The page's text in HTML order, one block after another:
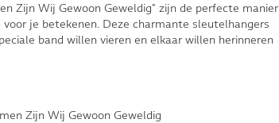
Zijn Wij Gewoon Geweldig" zijn de perfecte manier
je betekenen. Deze charmante sleutelhangers
band willen vieren en elkaar willen herinneren
Zijn Wij Gewoon Geweldig